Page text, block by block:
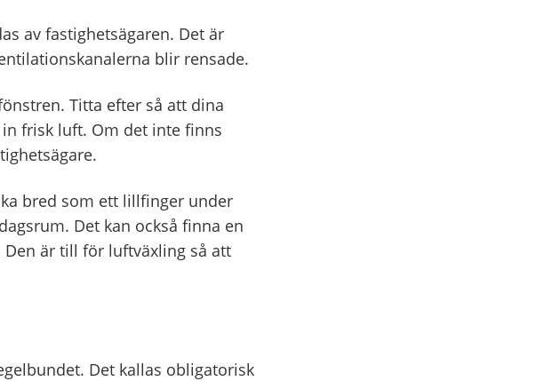
av fastighetsägaren. Det är
blir rensade.
Titta efter så att dina
frisk luft. Om det inte finns
bred som ett lillfinger under
Det kan också finna en
är till för luftväxling så att
Det kallas obligatorisk